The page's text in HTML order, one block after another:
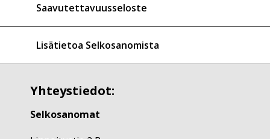
Saavutettavuusseloste
Lisätietoa Selkosanomista
Yhteystiedot:
Selkosanomat